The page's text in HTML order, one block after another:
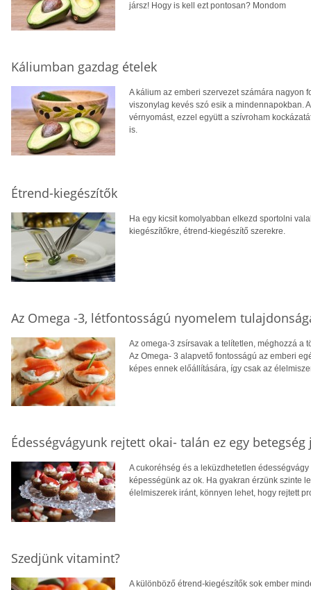
jársz! Hogy is kell ezt pontosan? Mondom
Káliumban gazdag ételek
A kálium az emberi szervezet számára nagyon
viszonylag kevés szó esik a mindennapokban.
vérnyomást, ezzel együtt a szívroham
is.
Étrend-kiegészítők
Ha egy kicsit komolyabban elkezd sportolni
kiegészítőkre, étrend-kiegészítő szerekre.
Az Omega -3, létfontosságú nyomelem
Az omega-3 zsírsavak a telítetlen, méghozzá a
Az Omega- 3 alapvető fontosságú az emberi
képes ennek előállítására, így csak az
Édességvágyunk rejtett okai- talán ez egy betegség
A cukoréhség és a leküzdhetetlen
képességünk az ok. Ha gyakran érzünk szinte
élelmiszerek iránt, könnyen lehet, hogy rejtett
Szedjünk vitamint?
A különböző étrend-kiegészítők sok ember